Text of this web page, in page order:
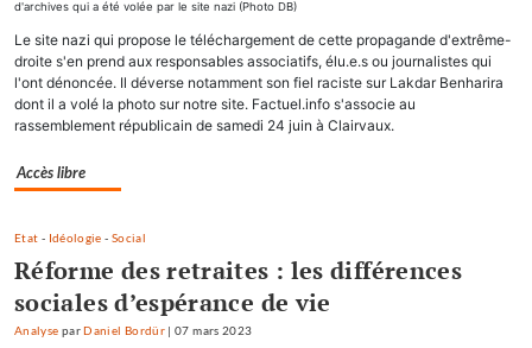
d'archives qui a été volée par le site nazi (Photo DB)
Le site nazi qui propose le téléchargement de cette propagande d'extrême-
droite s'en prend aux responsables associatifs, élu.e.s ou journalistes qui
l'ont dénoncée. Il déverse notamment son fiel raciste sur Lakdar Benharira
dont il a volé la photo sur notre site. Factuel.info s'associe au
rassemblement républicain de samedi 24 juin à Clairvaux.
Accès libre
Etat - Idéologie - Social
Réforme des retraites : les différences
sociales d’espérance de vie
Analyse par Daniel Bordür |07 mars 2023